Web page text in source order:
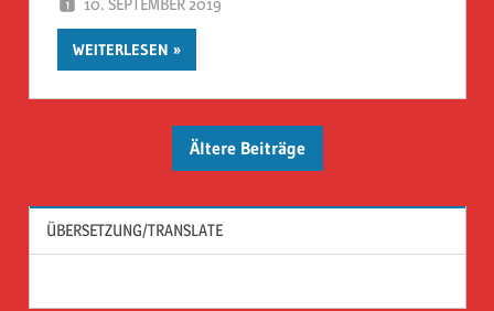
WEITERLESEN
Ältere Beiträge
ÜBERSETZUNG/TRANSLATE